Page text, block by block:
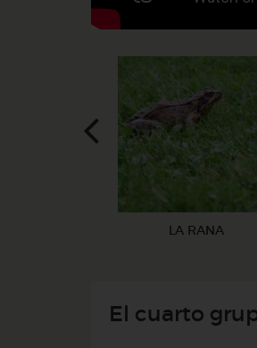
LA RANA
El cuarto